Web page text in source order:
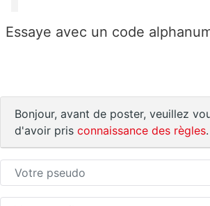
Essaye avec un code
Bonjour, avant de poster, veuillez
d'avoir pris connaissance des règles.